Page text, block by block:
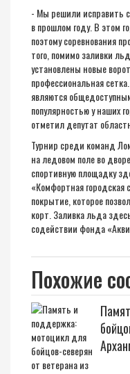
- Мы решили исправить
в прошлом году. В этом
поэтому соревнования
того, помимо заливки
установлены новые
профессиональная
являются
популярностью у наших
отметил депутат
Турнир среди команд
на ледовом поле во
спортивную площадку
«Комфортная городская
покрытие, которое
корт. Заливка льда
содействии фонда
Похожие